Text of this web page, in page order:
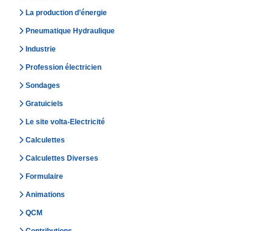
La production d’énergie
Pneumatique Hydraulique
Industrie
Profession électricien
Sondages
Gratuiciels
Le site volta-Electricité
Calculettes
Calculettes Diverses
Formulaire
Animations
QCM